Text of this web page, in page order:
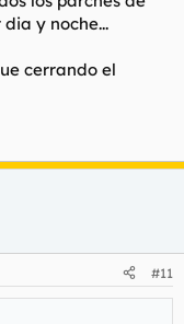
y noche...
cerrando el
#11